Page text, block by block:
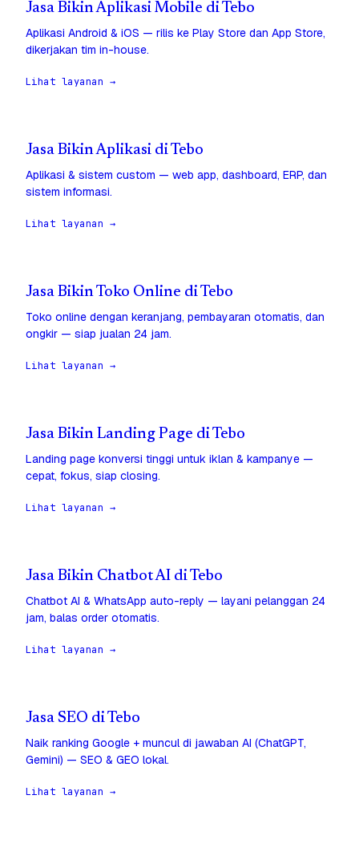
Jasa Bikin Aplikasi Mobile di Tebo
Aplikasi Android & iOS — rilis ke Play Store dan App Store,
dikerjakan tim in-house.
Lihat layanan →
Jasa Bikin Aplikasi di Tebo
Aplikasi & sistem custom — web app, dashboard, ERP, dan
sistem informasi.
Lihat layanan →
Jasa Bikin Toko Online di Tebo
Toko online dengan keranjang, pembayaran otomatis, dan
ongkir — siap jualan 24 jam.
Lihat layanan →
Jasa Bikin Landing Page di Tebo
Landing page konversi tinggi untuk iklan & kampanye —
cepat, fokus, siap closing.
Lihat layanan →
Jasa Bikin Chatbot AI di Tebo
Chatbot AI & WhatsApp auto-reply — layani pelanggan 24
jam, balas order otomatis.
Lihat layanan →
Jasa SEO di Tebo
Naik ranking Google + muncul di jawaban AI (ChatGPT,
Gemini) — SEO & GEO lokal.
Lihat layanan →